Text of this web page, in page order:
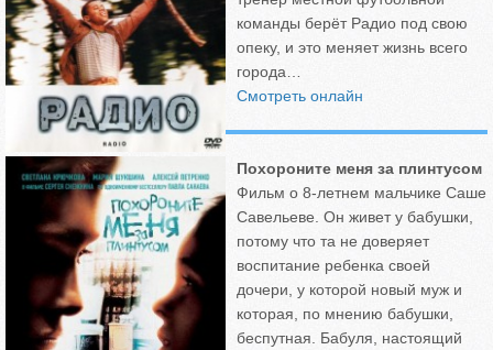
команды берёт Радио под свою
опеку, и это меняет жизнь всего
города…
Смотреть онлайн
Похороните меня за плинтусом
Фильм о 8-летнем мальчике Саше
Савельеве. Он живет у бабушки,
потому что та не доверяет
воспитание ребенка своей
дочери, у которой новый муж и
которая, по мнению бабушки,
беспутная. Бабуля, настоящий